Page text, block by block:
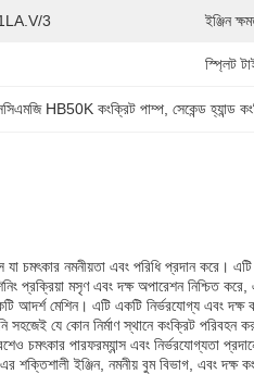
3 ইঞ্জিন
স্প্লিট
HB50K কংক্রিট পাম্প , সেকেন্ড হ্যান্ড
চমৎকার নমনীয়তা এবং পরিধি প্রদান করে। এটি
প্রক্রিয়া মসৃণ এবং দক্ষ অপারেশন নিশ্চিত
আদর্শ মেশিন। এটি একটি নির্ভরযোগ্য এবং দক্ষ
সহজেই যে কোন নির্মাণ স্থানে কংক্রিট
চমৎকার পারফরম্যান্স এবং
এর শক্তিশালী ইঞ্জিন, নমনীয় বুম বিভাগ, এবং